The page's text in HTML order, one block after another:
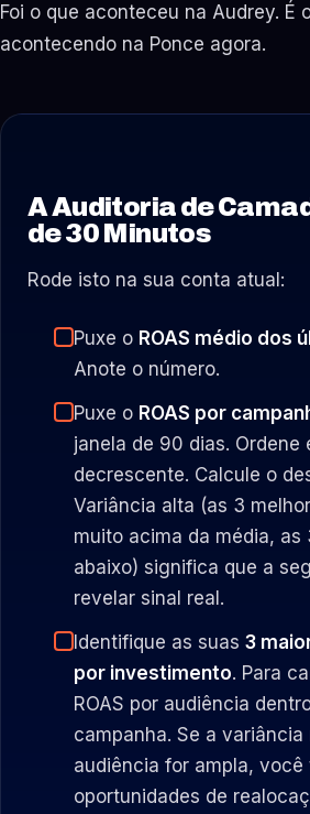
Foi o que aconteceu na Audrey. É
acontecendo na Ponce agora.
A Auditoria de
de 30 Minutos
Rode isto na sua conta atual:
Puxe o ROAS médio dos
Anote o número.
Puxe o ROAS por
janela de 90 dias. Ordene
decrescente. Calcule o
Variância alta (as 3
muito acima da média, as
abaixo) significa que a
revelar sinal real.
Identifique as suas 3
por investimento. Para
ROAS por audiência
campanha. Se a variância
audiência for ampla, você
oportunidades de